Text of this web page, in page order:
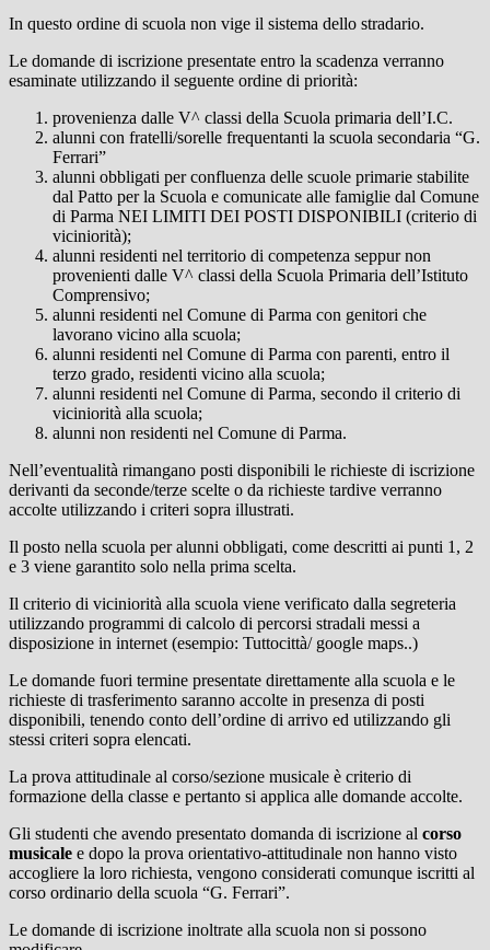
In questo ordine di scuola non vige il sistema dello stradario.
Le domande di iscrizione presentate entro la scadenza verranno
esaminate utilizzando il seguente ordine di priorità:
provenienza dalle V^ classi della Scuola primaria dell’I.C.
alunni con fratelli/sorelle frequentanti la scuola secondaria “G.
Ferrari”
alunni obbligati per confluenza delle scuole primarie stabilite
dal Patto per la Scuola e comunicate alle famiglie dal Comune
di Parma NEI LIMITI DEI POSTI DISPONIBILI (criterio di
viciniorità);
alunni residenti nel territorio di competenza seppur non
provenienti dalle V^ classi della Scuola Primaria dell’Istituto
Comprensivo;
alunni residenti nel Comune di Parma con genitori che
lavorano vicino alla scuola;
alunni residenti nel Comune di Parma con parenti, entro il
terzo grado, residenti vicino alla scuola;
alunni residenti nel Comune di Parma, secondo il criterio di
viciniorità alla scuola;
alunni non residenti nel Comune di Parma.
Nell’eventualità rimangano posti disponibili le richieste di iscrizione
derivanti da seconde/terze scelte o da richieste tardive verranno
accolte utilizzando i criteri sopra illustrati.
Il posto nella scuola per alunni obbligati, come descritti ai punti 1, 2
e 3 viene garantito solo nella prima scelta.
Il criterio di viciniorità alla scuola viene verificato dalla segreteria
utilizzando programmi di calcolo di percorsi stradali messi a
disposizione in internet (esempio: Tuttocittà/ google maps..)
Le domande fuori termine presentate direttamente alla scuola e le
richieste di trasferimento saranno accolte in presenza di posti
disponibili, tenendo conto dell’ordine di arrivo ed utilizzando gli
stessi criteri sopra elencati.
La prova attitudinale al corso/sezione musicale è criterio di
formazione della classe e pertanto si applica alle domande accolte.
Gli studenti che avendo presentato domanda di iscrizione al corso
musicale e dopo la prova orientativo-attitudinale non hanno visto
accogliere la loro richiesta, vengono considerati comunque iscritti al
corso ordinario della scuola “G. Ferrari”.
Le domande di iscrizione inoltrate alla scuola non si possono